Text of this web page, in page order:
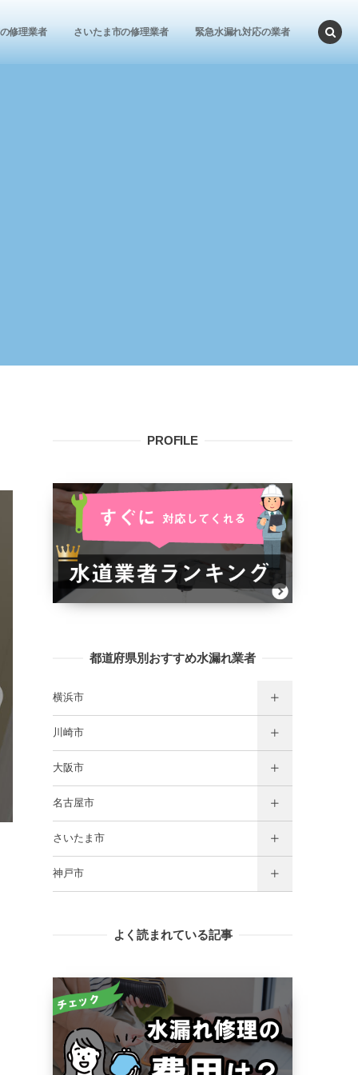
修理業者 さいたま市の修理業者 緊急水漏れ対応の業者
PROFILE
都道府県別おすすめ水漏れ業者
横浜市
川崎市
大阪市
名古屋市
さいたま市
神戸市
よく読まれている記事